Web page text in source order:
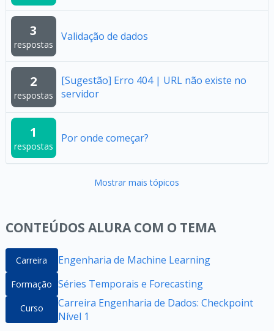
3
respostas
Validação de dados
2
respostas
[Sugestão] Erro 404 | URL não existe no
servidor
1
respostas
Por onde começar?
Mostrar mais tópicos
CONTEÚDOS ALURA COM O TEMA
Carreira Engenharia de Machine Learning
Formação Séries Temporais e Forecasting
Curso
Carreira Engenharia de Dados: Checkpoint
Nível 1